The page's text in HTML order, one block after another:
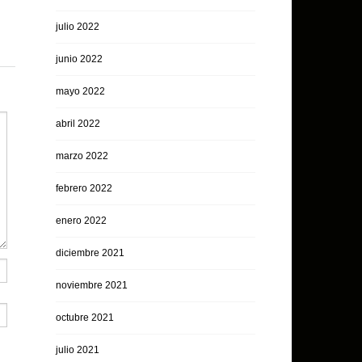
julio 2022
junio 2022
mayo 2022
abril 2022
marzo 2022
febrero 2022
enero 2022
diciembre 2021
noviembre 2021
octubre 2021
julio 2021